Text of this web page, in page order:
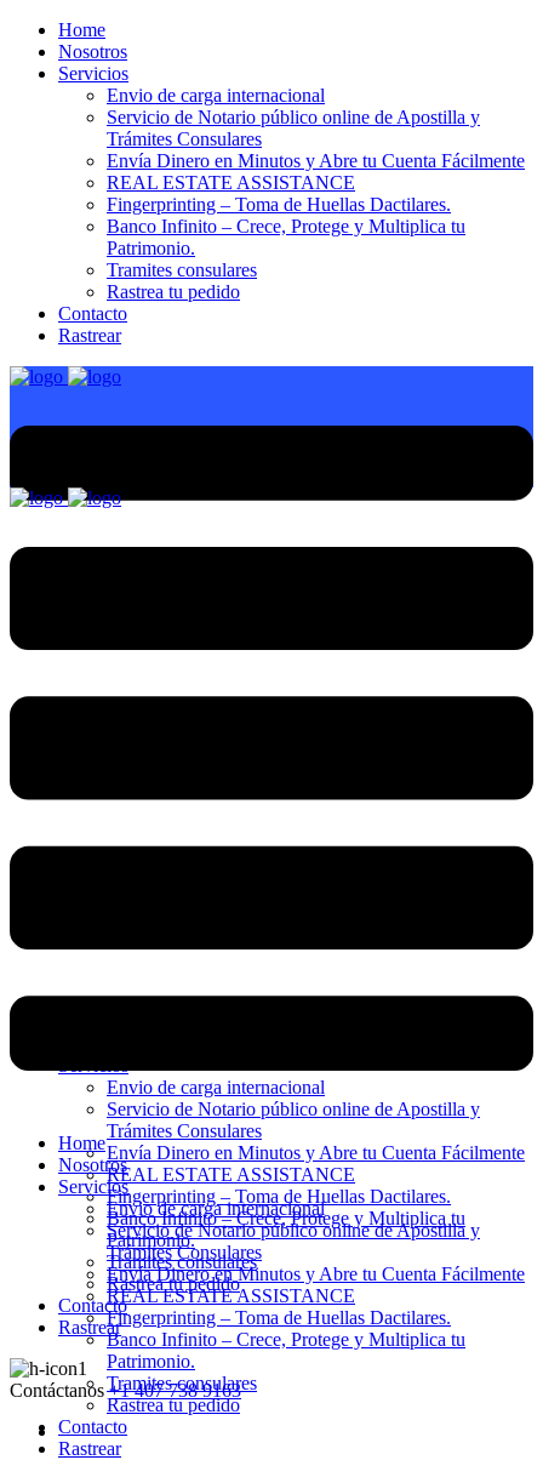
Home
Nosotros
Servicios
Envio de carga internacional
Servicio de Notario público online de Apostilla y
Trámites Consulares
Envía Dinero en Minutos y Abre tu Cuenta Fácilmente
REAL ESTATE ASSISTANCE
Fingerprinting – Toma de Huellas Dactilares.
Banco Infinito – Crece, Protege y Multiplica tu
Patrimonio.
Tramites consulares
Rastrea tu pedido
Contacto
Rastrear
Envio de carga internacional
Servicio de Notario público online de Apostilla y
Trámites Consulares
Envía Dinero en Minutos y Abre tu Cuenta Fácilmente
REAL ESTATE ASSISTANCE
Fingerprinting – Toma de Huellas Dactilares.
Banco Infinito – Crece, Protege y Multiplica tu
Patrimonio.
Tramites consulares
Rastrea tu pedido
Contacto
Rastrear
Contáctanos +1 407 738 9163
Home
Nosotros
Servicios
Envio de carga internacional
Servicio de Notario público online de Apostilla y
Trámites Consulares
Envía Dinero en Minutos y Abre tu Cuenta Fácilmente
REAL ESTATE ASSISTANCE
Fingerprinting – Toma de Huellas Dactilares.
Banco Infinito – Crece, Protege y Multiplica tu
Patrimonio.
Tramites consulares
Rastrea tu pedido
Contacto
Rastrear